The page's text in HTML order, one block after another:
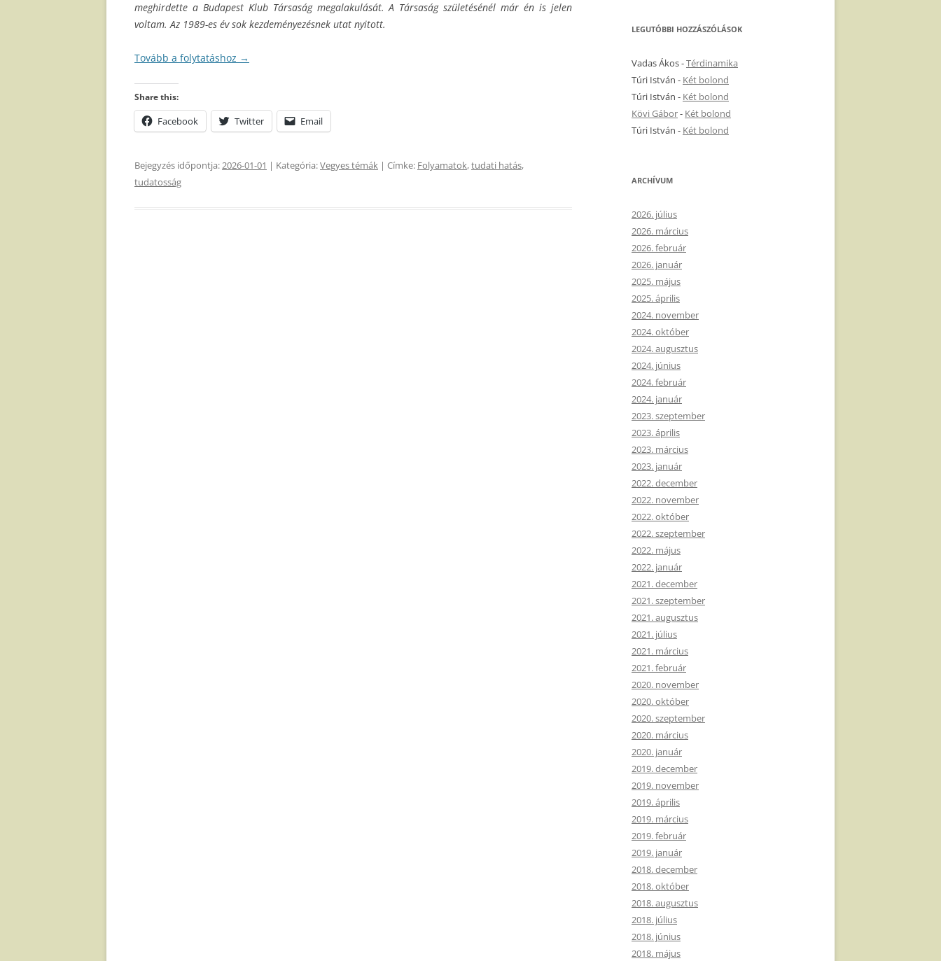
meghirdette a Budapest Klub Társaság megalakulását. A Társaság születésénél már én is jelen
voltam. Az 1989-es év sok kezdeményezésnek utat nyitott.
Tovább a folytatáshoz →
Share this:
Facebook Twitter Email
Bejegyzés időpontja:2026-01-01 | Kategória:Vegyes témák | Címke: Folyamatok,tudati hatás,
tudatosság
LEGUTÓBBI HOZZÁSZÓLÁSOK
Vadas Ákos-Térdinamika
Túri István - Két bolond
Túri István - Két bolond
Kövi Gábor- Két bolond
Túri István - Két bolond
ARCHÍVUM
2026. július
2026. március
2026. február
2026. január
2025. május
2025. április
2024. november
2024. október
2024. augusztus
2024. június
2024. február
2024. január
2023. szeptember
2023. április
2023. március
2023. január
2022. december
2022. november
2022. október
2022. szeptember
2022. május
2022. január
2021. december
2021. szeptember
2021. augusztus
2021. július
2021. március
2021. február
2020. november
2020. október
2020. szeptember
2020. március
2020. január
2019. december
2019. november
2019. április
2019. március
2019. február
2019. január
2018. december
2018. október
2018. augusztus
2018. július
2018. június
2018. május